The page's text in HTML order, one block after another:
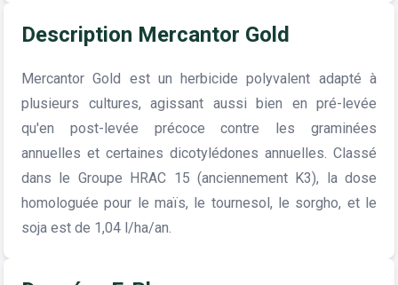
Description Mercantor Gold
Mercantor Gold est un herbicide polyvalent adapté à
plusieurs cultures, agissant aussi bien en pré-levée
qu'en post-levée précoce contre les graminées
annuelles et certaines dicotylédones annuelles. Classé
dans le Groupe HRAC 15 (anciennement K3), la dose
homologuée pour le maïs, le tournesol, le sorgho, et le
soja est de 1,04 l/ha/an.